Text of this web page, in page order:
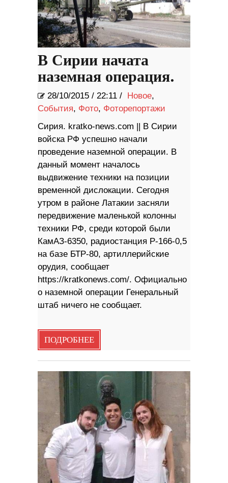
В Сирии начата
наземная операция.
28/10/2015 / 22:11 / Новое,
События, Фото, Фоторепортажи
Сирия. kratko-news.com || В Сирии
войска РФ успешно начали
проведение наземной операции. В
данный момент началось
выдвижение техники на позиции
временной дислокации. Сегодня
утром в районе Латакии засняли
передвижение маленькой колонны
техники РФ, среди которой были
КамАЗ-6350, радиостанция Р-166-0,5
на базе БТР-80, артиллерийские
орудия, сообщает
https://kratkonews.com/. Официально
о наземной операции Генеральный
штаб ничего не сообщает.
ПОДРОБНЕЕ